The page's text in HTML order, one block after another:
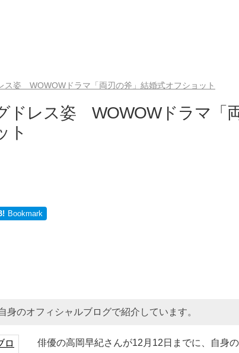
ス姿 WOWOWドラマ「両刃の斧」結婚式オフショット
ドレス姿 WOWOWドラマ「
ト
Bookmark
のオフィシャルブログで紹介しています。
俳優の高岡早紀さんが12月12日までに、自身